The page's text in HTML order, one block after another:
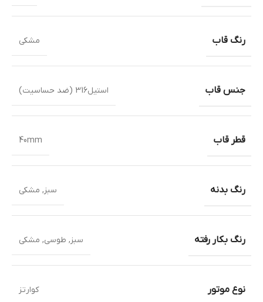
رنگ قاب مشکی
جنس قاب استیل316 (ضد حساسیت)
قطر قاب 40mm
رنگ بدنه سبز, مشکی
رنگ بکار رفته سبز, طوسی, مشکی
نوع موتور کوارتز